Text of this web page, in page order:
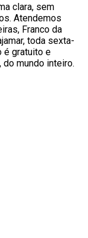
clara, sem
Atendemos
Franco da
toda sexta-
é gratuito e
mundo inteiro.